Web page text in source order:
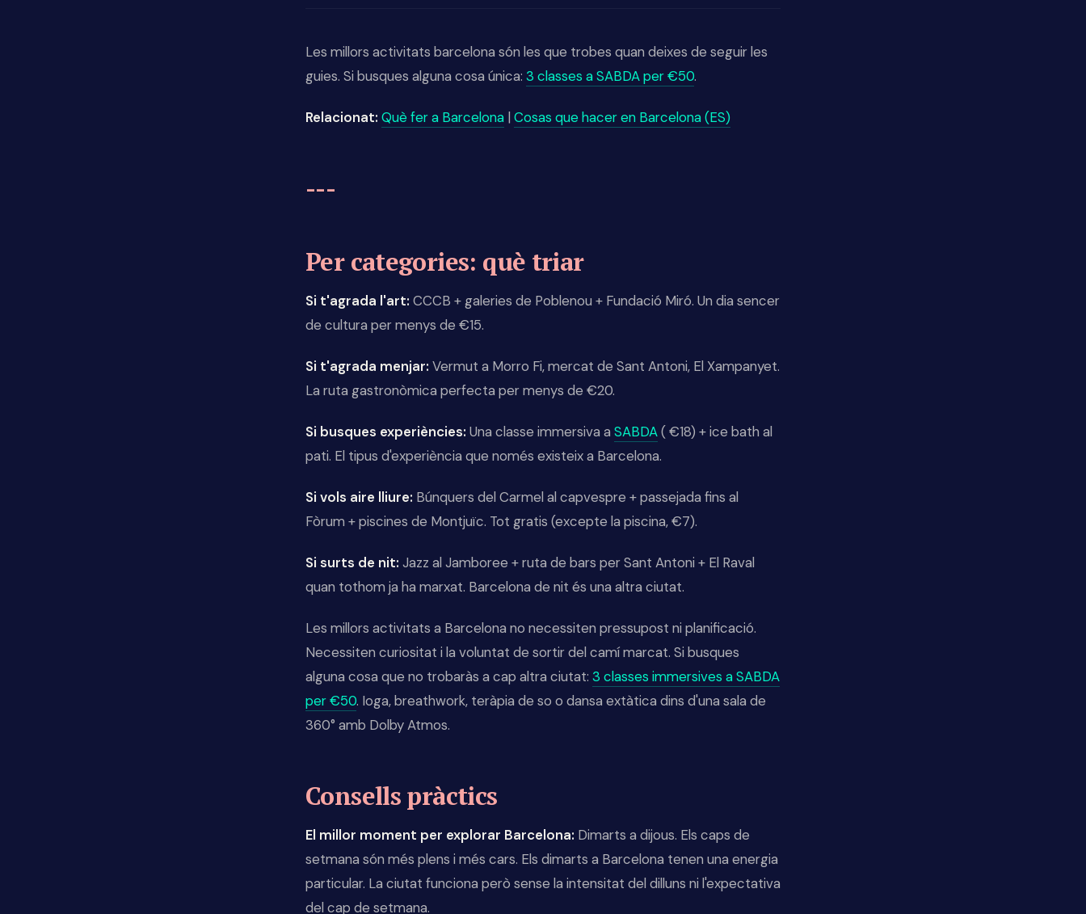
Les millors activitats barcelona són les que trobes quan deixes de seguir les
guies. Si busques alguna cosa única: 3 classes a SABDA per €50.
Relacionat: Què fer a Barcelona | Cosas que hacer en Barcelona (ES)
---
Per categories: què triar
Si t'agrada l'art: CCCB + galeries de Poblenou + Fundació Miró. Un dia sencer
de cultura per menys de €15.
Si t'agrada menjar: Vermut a Morro Fi, mercat de Sant Antoni, El Xampanyet.
La ruta gastronòmica perfecta per menys de €20.
Si busques experiències: Una classe immersiva a SABDA( €18) + ice bath al
pati. El tipus d'experiència que només existeix a Barcelona.
Si vols aire lliure: Búnquers del Carmel al capvespre + passejada fins al
Fòrum + piscines de Montjuïc. Tot gratis (excepte la piscina, €7).
Si surts de nit: Jazz al Jamboree + ruta de bars per Sant Antoni + El Raval
quan tothom ja ha marxat. Barcelona de nit és una altra ciutat.
Les millors activitats a Barcelona no necessiten pressupost ni planificació.
Necessiten curiositat i la voluntat de sortir del camí marcat. Si busques
alguna cosa que no trobaràs a cap altra ciutat: 3 classes immersives a SABDA
per €50. Ioga, breathwork, teràpia de so o dansa extàtica dins d'una sala de
360° amb Dolby Atmos.
Consells pràctics
El millor moment per explorar Barcelona: Dimarts a dijous. Els caps de
setmana són més plens i més cars. Els dimarts a Barcelona tenen una energia
particular. La ciutat funciona però sense la intensitat del dilluns ni l'expectativa
del cap de setmana.